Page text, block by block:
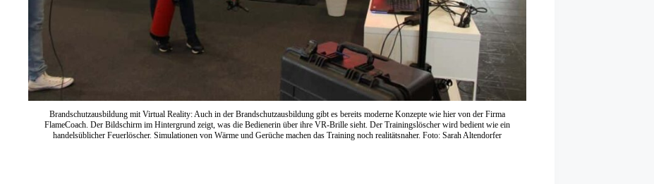
Brandschutzausbildung mit Virtual Reality: Auch in der Brandschutzausbildung gibt es bereits moderne Konzepte wie hier von der Firma
FlameCoach. Der Bildschirm im Hintergrund zeigt, was die Bedienerin über ihre VR-Brille sieht. Der Trainingslöscher wird bedient wie ein
handelsüblicher Feuerlöscher. Simulationen von Wärme und Gerüche machen das Training noch realitätsnaher. Foto: Sarah Altendorfer